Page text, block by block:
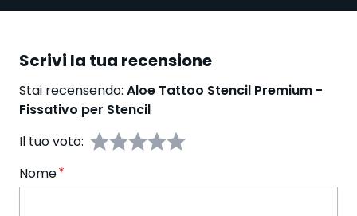
Scrivi la tua recensione
Stai recensendo: Aloe Tattoo Stencil Premium -
Fissativo per Stencil
Il tuo voto:
Nome